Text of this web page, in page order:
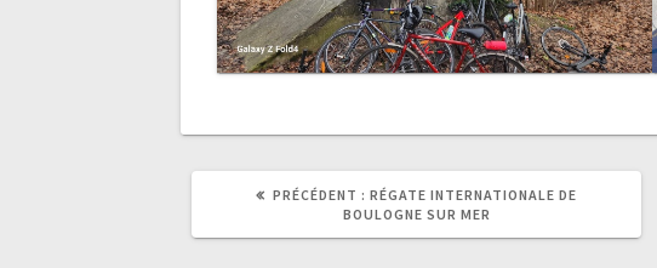
PRÉCÉDENT : ARTICLE
PRÉCÉDENT
RÉGATE INTERNATIONALE DE
BOULOGNE SUR MER